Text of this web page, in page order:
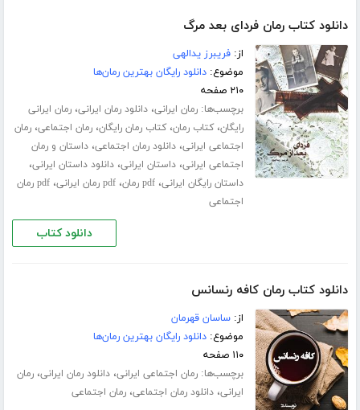
دانلود کتاب رمان فردای بعد مرگ
از:فریبرز یدالهی
موضوع:دانلود رایگان بهترین رمان‌ها
۲۱۰ صفحه
برچسب‌ها:رمان ایرانی،دانلود رمان ایرانی،رمان ایرانی
رایگان،کتاب رمان،کتاب رمان رایگان،رمان اجتماعی،رمان
اجتماعی ایرانی،دانلود رمان اجتماعی،داستان و رمان
اجتماعی ایرانی،داستان ایرانی،دانلود داستان ایرانی،
داستان رایگان ایرانی،pdf رمان ،pdf رمان ایرانی ،
pdf رمان
اجتماعی
دانلود کتاب
دانلود کتاب رمان کافه رنسانس
از:ساسان قهرمان
موضوع:دانلود رایگان بهترین رمان‌ها
۱۱۰ صفحه
برچسب‌ها:رمان اجتماعی ایرانی،دانلود رمان ایرانی،رمان
ایرانی،دانلود رمان اجتماعی،رمان اجتماعی